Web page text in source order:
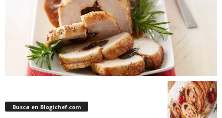
Busca en Blogichef.com